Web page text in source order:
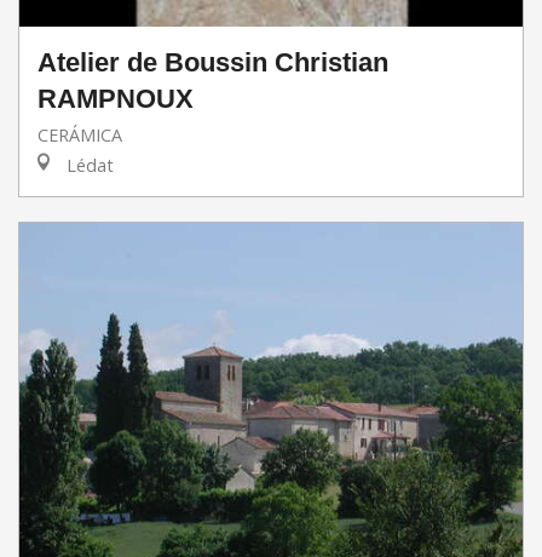
Atelier de Boussin Christian
RAMPNOUX
CERÁMICA
Lédat